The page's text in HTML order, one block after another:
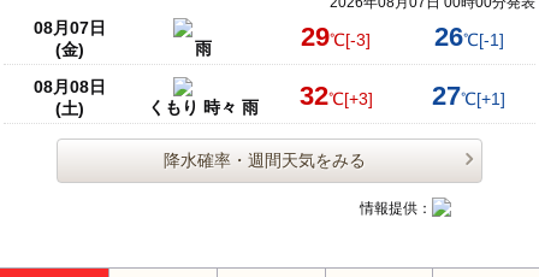
08月07日
(金)
雨 29℃[-3] 26℃[-1]
08月08日
(土)
くもり 時々 雨 32℃[+3] 27℃[+1]
降水確率・週間天気をみる
情報提供：